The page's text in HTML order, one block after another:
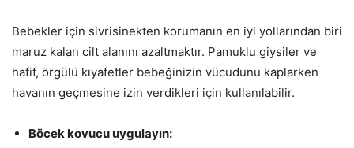
Bebekler için sivrisinekten korumanın en iyi yollarından biri
maruz kalan cilt alanını azaltmaktır. Pamuklu giysiler ve
hafif, örgülü kıyafetler bebeğinizin vücudunu kaplarken
havanın geçmesine izin verdikleri için kullanılabilir.
Böcek kovucu uygulayın: